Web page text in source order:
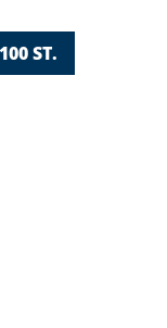
ST.